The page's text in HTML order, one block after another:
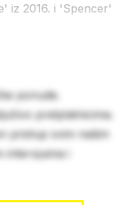
iz 2016. i 'Spencer'
ponude.
pretplatnicima.
pristup svim našim
i